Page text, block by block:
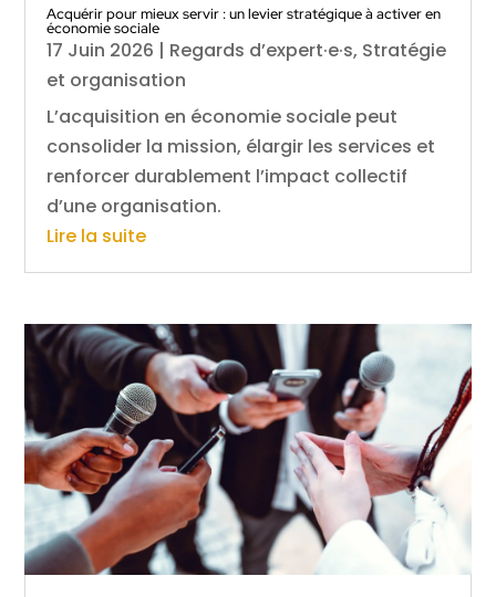
Acquérir pour mieux servir : un levier stratégique à activer en
économie sociale
17 Juin 2026 | Regards d’expert·e·s, Stratégie
et organisation
L’acquisition en économie sociale peut
consolider la mission, élargir les services et
renforcer durablement l’impact collectif
d’une organisation.
Lire la suite